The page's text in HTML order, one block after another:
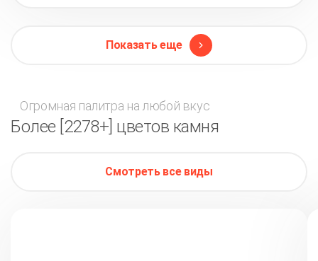
Показать еще
Огромная палитра на любой вкус
Более [2278+] цветов камня
Смотреть все виды